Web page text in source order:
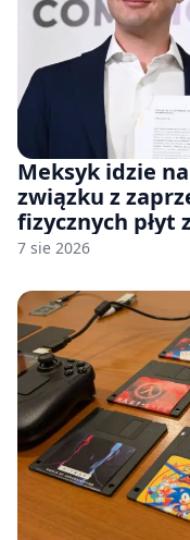
Meksyk idzie
związku z
fizycznych płyt
7 sie 2026